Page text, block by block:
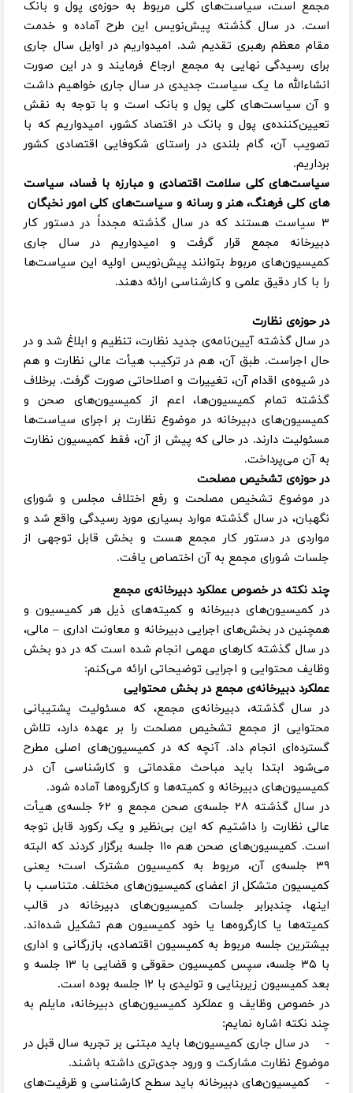
مجمع است، سیاست‌های کلی مربوط به حوزه‌ی پول و بانک
است. در سال گذشته پیش‌نویس این طرح آماده و خدمت
مقام معظم رهبری تقدیم شد. امیدواریم در اوایل سال جاری
برای رسیدگی نهایی به مجمع ارجاع فرمایند و در این صورت
انشاءالله ما یک سیاست جدیدی در سال جاری خواهیم داشت
و آن سیاست‌های کلی پول و بانک است و با توجه به نقش
تعیین‌کننده‌ی پول و بانک در اقتصاد کشور، امیدواریم که با
تصویب آن، گام بلندی در راستای شکوفایی اقتصادی کشور
برداریم.
سیاست‌های کلی سلامت اقتصادی و مبارزه با فساد، سیاست
های کلی فرهنگ، هنر و رسانه و سیاست‌های کلی امور نخبگان
۳ سیاست هستند که در سال گذشته مجدداً در دستور کار
دبیرخانه مجمع قرار گرفت و امیدواریم در سال جاری
کمیسیون‌های مربوط بتوانند پیش‌نویس اولیه این سیاست‌ها
را با کار دقیق علمی و کارشناسی ارائه دهند.
در حوزه‌ی نظارت
در سال گذشته آیین‌نامه‌ی جدید نظارت، تنظیم و ابلاغ شد و در
حال اجراست. طبق آن، هم در ترکیب هیأت عالی نظارت و هم
در شیوه‌ی اقدام آن، تغییرات و اصلاحاتی صورت گرفت. برخلاف
گذشته تمام کمیسیون‌ها، اعم از کمیسیون‌های صحن و
کمیسیون‌های دبیرخانه در موضوع نظارت بر اجرای سیاست‌ها
مسئولیت دارند. در حالی که پیش از آن، فقط کمیسیون نظارت
به آن می‌پرداخت.
در حوزه‌ی تشخیص مصلحت
در موضوع تشخیص مصلحت و رفع اختلاف مجلس و شورای
نگهبان، در سال گذشته موارد بسیاری مورد رسیدگی واقع شد و
مواردی در دستور کار مجمع هست و بخش قابل توجهی از
جلسات شورای مجمع به آن اختصاص یافت.
چند نکته در خصوص عملکرد دبیرخانه‌ی مجمع
در کمیسیون‌های دبیرخانه و کمیته‌های ذیل هر کمیسیون و
همچنین در بخش‌های اجرایی دبیرخانه و معاونت اداری – مالی،
در سال گذشته کارهای مهمی انجام شده است که در دو بخش
وظایف محتوایی و اجرایی توضیحاتی ارائه می‌کنم:
عملکرد دبیرخانه‌ی مجمع در بخش محتوایی
در سال گذشته، دبیرخانه‌ی مجمع، که مسئولیت پشتیبانی
محتوایی از مجمع تشخیص مصلحت را بر عهده دارد، تلاش
گسترده‌ای انجام داد. آنچه که در کمیسیون‌های اصلی مطرح
می‌شود ابتدا باید مباحث مقدماتی و کارشناسی آن در
کمیسیون‌های دبیرخانه و کمیته‌ها و کارگروه‌ها آماده شود.
در سال گذشته ۲۸ جلسه‌ی صحن مجمع و ۶۲ جلسه‌ی هیأت
عالی نظارت را داشتیم که این بی‌نظیر و یک رکورد قابل توجه
است. کمیسیون‌های صحن هم ۱۱۰ جلسه برگزار کردند که البته
۳۹ جلسه‌ی آن، مربوط به کمیسیون مشترک است؛ یعنی
کمیسیون متشکل از اعضای کمیسیون‌های مختلف. متناسب با
اینها، چندبرابر جلسات کمیسیون‌های دبیرخانه در قالب
کمیته‌ها یا کارگروه‌ها یا خود کمیسیون هم تشکیل شده‌اند.
بیشترین جلسه مربوط به کمیسیون اقتصادی، بازرگانی و اداری
با ۳۵ جلسه، سپس کمیسیون حقوقی و قضایی با ۱۳ جلسه و
بعد کمیسیون زیربنایی و تولیدی با ۱۲ جلسه بوده است.
در خصوص وظایف و عملکرد کمیسیون‌های دبیرخانه، مایلم به
چند نکته اشاره نمایم:
- در سال جاری کمیسیون‌ها باید مبتنی بر تجربه سال قبل در
موضوع نظارت مشارکت و ورود جدی‌تری داشته باشند.
- کمیسیون‌های دبیرخانه باید سطح کارشناسی و ظرفیت‌های